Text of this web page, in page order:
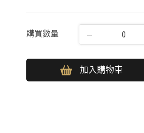
購買數量
加入購物車